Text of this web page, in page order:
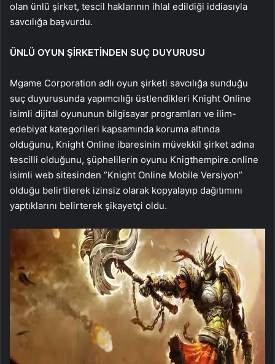
olan ünlü şirket, tescil haklarının ihlal edildiği iddiasıyla
savcılığa başvurdu.
ÜNLÜ OYUN ŞİRKETİNDEN SUÇ DUYURUSU
Mgame Corporation adlı oyun şirketi savcılığa sunduğu
suç duyurusunda yapımcılığı üstlendikleri Knight Online
isimli dijital oyununun bilgisayar programları ve ilim-
edebiyat kategorileri kapsamında koruma altında
olduğunu, Knight Online ibaresinin müvekkil şirket adına
tescilli olduğunu, şüphelilerin oyunu Knigthempire.online
isimli web sitesinden ”Knight Online Mobile Versiyon”
olduğu belirtilerek izinsiz olarak kopyalayıp dağıtımını
yaptıklarını belirterek şikayetçi oldu.